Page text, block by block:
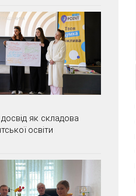
як складова
освіти